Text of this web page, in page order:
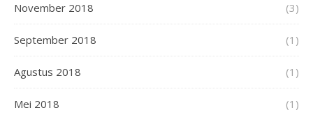
November 2018 (3)
September 2018 (1)
Agustus 2018 (1)
Mei 2018 (1)